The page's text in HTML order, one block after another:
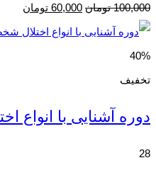
100,000 تومان قیمت
اصلی
60,000 تومان
فعلی
40%
تخفیف
دوره آشنایی با انواع
28